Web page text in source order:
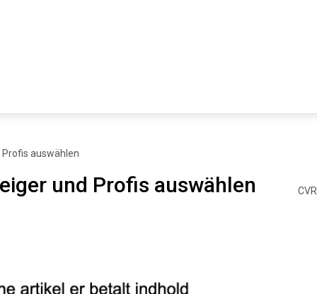
auswählen
und Profis auswählen CVR